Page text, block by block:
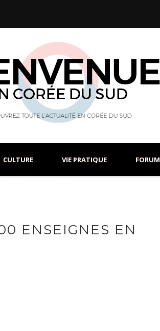
CULTURE VIE PRATIQUE FORUM
ENSEIGNES EN